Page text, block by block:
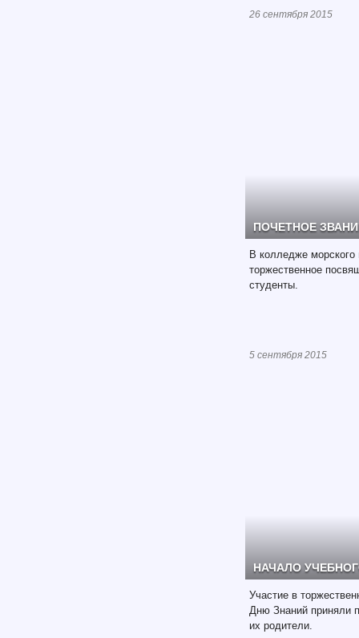
26 сентября 2015
ПОЧЕТНОЕ
В колледже морского
торжественное
студенты.
5 сентября 2015
НАЧАЛО
Участие в
Дню Знаний приняли
их родители.